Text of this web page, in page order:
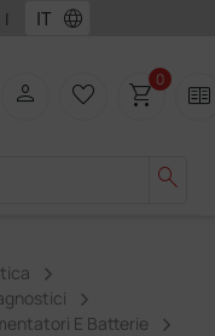
| language
search
person favorite_border shopping_cart0 two_pager
E Batterie